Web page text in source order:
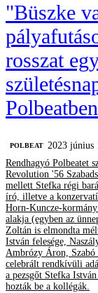
"Büszke
rosszat
Polbeatben
‎POLBEAT 2023 június
Rendhagyó Polbeatet
Revolution '56
mellett Stefka régi
író, illetve a
Horn-Kuncze-
alakja (egyben az
Zoltán is elmondta
István felesége,
Ambrózy Áron, Szabó
celebrált rendkívüli
a pezsgőt Stefka
hozták be a kollégák.